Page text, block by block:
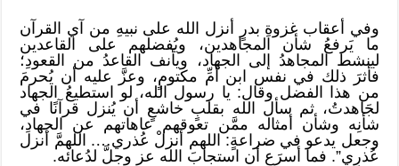
وفي أعقاب غزوةِ بدرٍ أنزل الله على نبيهِ من آي القرآن
ما يَرفعُ شأن المجاهدين، ويُفضلهم على القاعدين
لينشط المجاهدُ إلى الجهاد، ويأنف القاعدُ من القعودِ؛
فأثرَ ذلك في نفس ابن أمِّ مكتومٍ، وعزَّ عليه أن يُحرمَ
من هذا الفضل وقال: يا رسول الله، لو استطيعُ الجهاد
لجَاهدتُ، ثم سأل الله بقلبٍ خاشعٍ أن يُنزل قرآنًا في
شأنِه وشأن أمثاله ممَّن تعوقهم عاهاتهم عن الجهادِ،
وجعل يدعو في ضراعةٍ: اللهم أنزلْ عُذري…. اللهمَّ أنزل
عُذرِي”. فما أسرَع أن استجابَ الله عز وجلَّ لدُعائه.